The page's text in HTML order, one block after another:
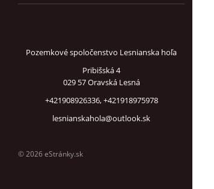
Pozemkové spoločenstvo Lesnianska hoľa
Pribišská 4
029 57 Oravská Lesná
+421908926336, +421918975978
lesnianskahola@outlook.sk
© 2026 eStránky.sk